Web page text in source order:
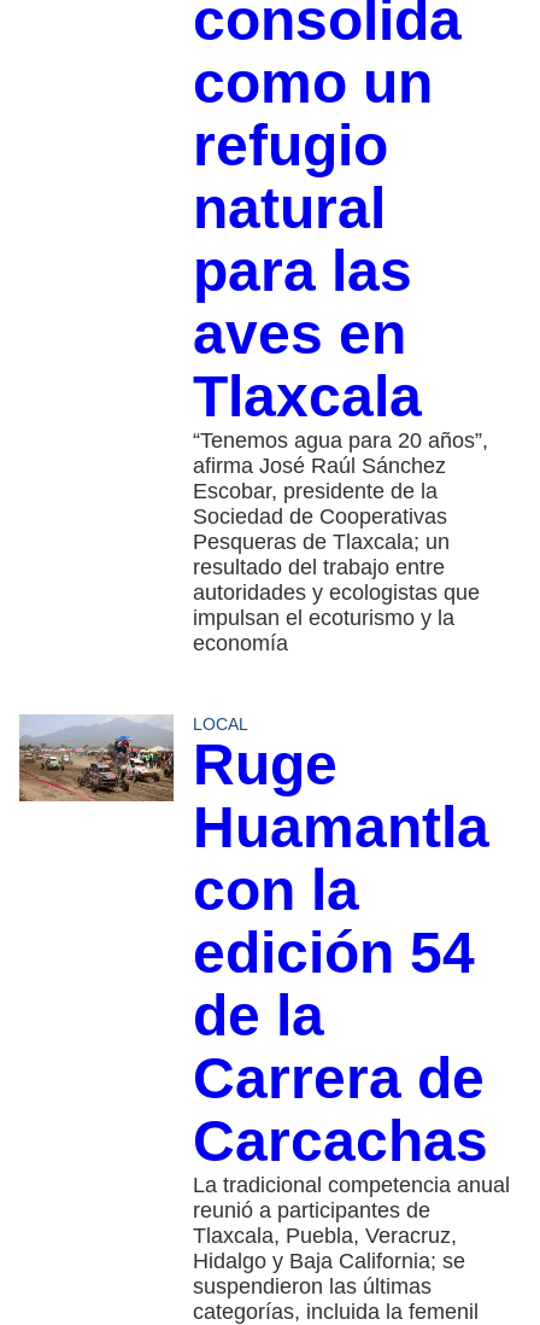
consolida
como un
refugio
natural
para las
aves en
Tlaxcala
“Tenemos agua para 20 años”,
afirma José Raúl Sánchez
Escobar, presidente de la
Sociedad de Cooperativas
Pesqueras de Tlaxcala; un
resultado del trabajo entre
autoridades y ecologistas que
impulsan el ecoturismo y la
economía
LOCAL
Ruge
Huamantla
con la
edición 54
de la
Carrera de
Carcachas
La tradicional competencia anual
reunió a participantes de
Tlaxcala, Puebla, Veracruz,
Hidalgo y Baja California; se
suspendieron las últimas
categorías, incluida la femenil